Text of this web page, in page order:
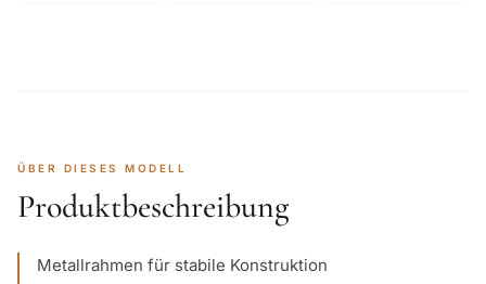
ÜBER DIESES MODELL
Produktbeschreibung
Metallrahmen für stabile Konstruktion